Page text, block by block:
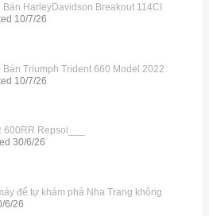
HarleyDavidson Breakout 114CI
10/7/26
Triumph Trident 660 Model 2022
10/7/26
600RR Repsol___
30/6/26
để tự khám phá Nha Trang không
6/26